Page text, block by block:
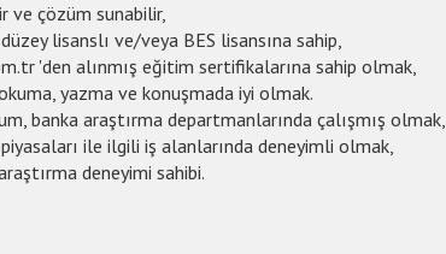
ve çözüm sunabilir,
lisanslı ve/veya BES lisansına sahip,
'den alınmış eğitim sertifikalarına sahip olmak,
yazma ve konuşmada iyi olmak.
banka araştırma departmanlarında çalışmış olmak,
ile ilgili iş alanlarında deneyimli olmak,
deneyimi sahibi.